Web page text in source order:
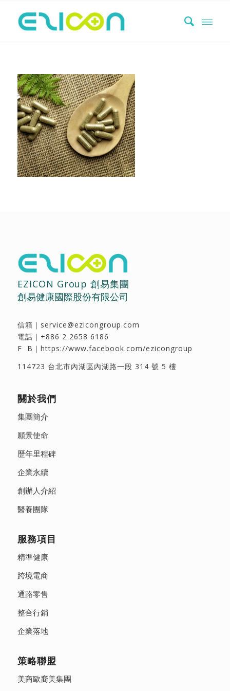
EZICON Group 創易集團
創易健康國際股份有限公司
信箱｜ service@ezicongroup.com
電話｜ +886 2 2658 6186
F B｜ https://www.facebook.com/ezicongroup
114723 台北市內湖區內湖路一段 314 號 5 樓
關於我們
集團簡介
願景使命
歷年里程碑
企業永續
創辦人介紹
醫養團隊
服務項目
精準健康
跨境電商
通路零售
整合行銷
企業落地
策略聯盟
美商歐裔美集團